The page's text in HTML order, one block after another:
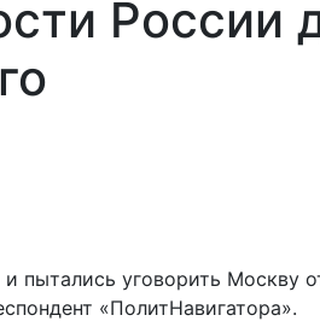
России
уговорить Москву
«ПолитНавигатора».